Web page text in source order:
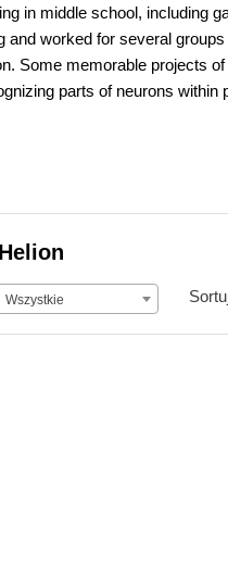
in middle school, including
worked for several
Some memorable projects
parts of neurons within
Wszystkie